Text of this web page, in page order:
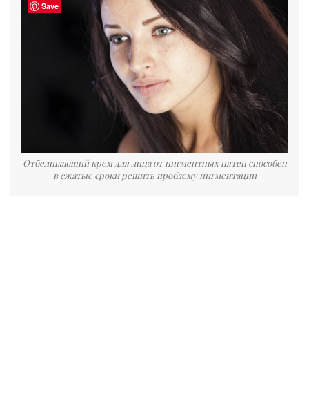
Отбеливающий крем для лица от пигментных пятен способен
в сжатые сроки решить проблему пигментации
Save